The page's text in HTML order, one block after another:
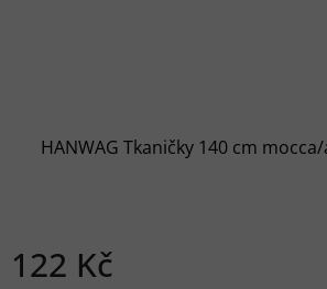
HANWAG Tkaničky 140 cm
122 Kč